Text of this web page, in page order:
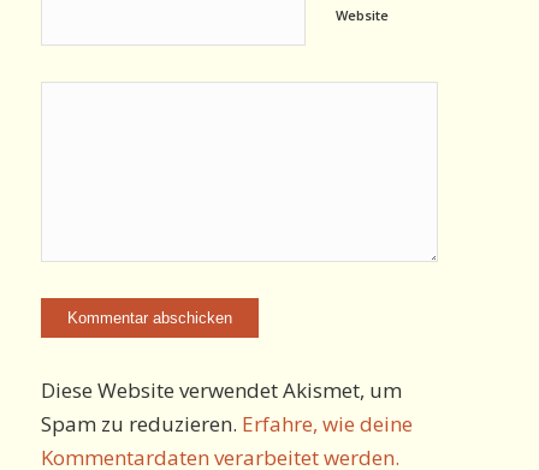
Website
Diese Website verwendet Akismet, um
Spam zu reduzieren. Erfahre, wie deine
Kommentardaten verarbeitet werden.